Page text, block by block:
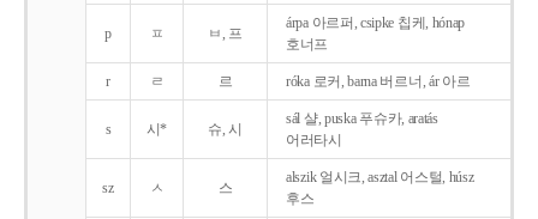
p ㅍ ㅂ, 프
árpa 아르퍼, csipke 칩케, hónap
호너프
r ㄹ 르 róka 로커, barna 버르너, ár 아르
s 시* 슈, 시
sál 샬, puska 푸슈카, aratás
어러타시
sz ㅅ 스
alszik 얼시크, asztal 어스털, húsz
후스